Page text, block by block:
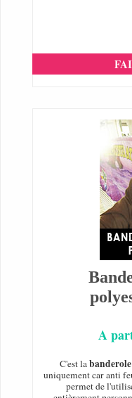
A
C'est labanderole
uniquement car anti
permet de